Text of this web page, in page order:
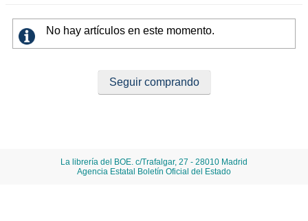
No hay artículos en este momento.
La librería del BOE. c/Trafalgar, 27 - 28010 Madrid
Agencia Estatal Boletín Oficial del Estado